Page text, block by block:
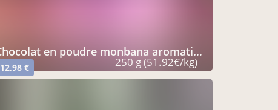
chocolat en poudre monbana aromatisé spéculoos
12,98 € 250 g (51.92€/kg)